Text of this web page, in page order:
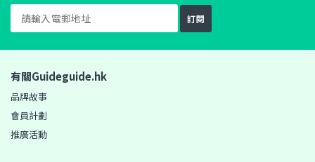
訂閱
有關Guideguide.hk
品牌故事
會員計劃
推廣活動